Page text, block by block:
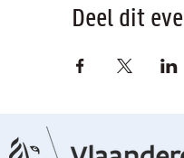
Deel dit